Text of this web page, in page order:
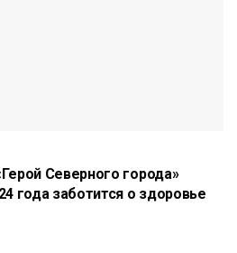
Северного города»
года заботится о здоровье